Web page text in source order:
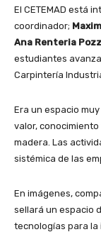
El CETEMAD está
coordinador;
Ana Renteria
estudiantes
Carpintería
Era un espacio
valor,
madera. Las
sistémica de las
En imágenes,
sellará un espacio
tecnologías para la